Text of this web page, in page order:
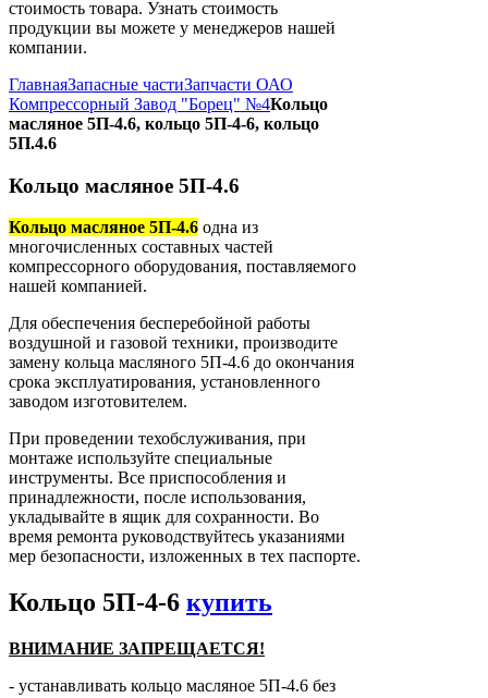
стоимость товара. Узнать стоимость
продукции вы можете у менеджеров нашей
компании.
ГлавнаяЗапасные частиЗапчасти ОАО
Компрессорный Завод "Борец" №4Кольцо
масляное 5П-4.6, кольцо 5П-4-6, кольцо
5П.4.6
Кольцо масляное 5П-4.6
Кольцо масляное 5П-4.6 одна из
многочисленных составных частей
компрессорного оборудования, поставляемого
нашей компанией.
Для обеспечения бесперебойной работы
воздушной и газовой техники, производите
замену кольца масляного 5П-4.6 до окончания
срока эксплуатирования, установленного
заводом изготовителем.
При проведении техобслуживания, при
монтаже используйте специальные
инструменты. Все приспособления и
принадлежности, после использования,
укладывайте в ящик для сохранности. Во
время ремонта руководствуйтесь указаниями
мер безопасности, изложенных в тех паспорте.
Кольцо 5П-4-6 купить
ВНИМАНИЕ ЗАПРЕЩАЕТСЯ!
- устанавливать кольцо масляное 5П-4.6 без